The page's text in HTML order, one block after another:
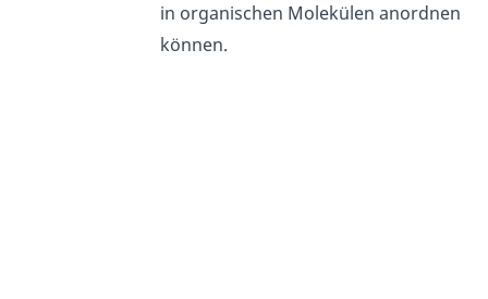
in organischen Molekülen anordnen
können.